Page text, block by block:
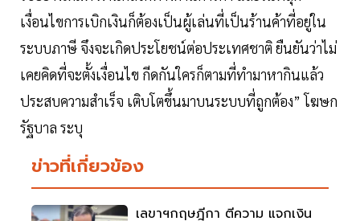
เงื่อนไขการเบิกเงินก็ต้องเป็นผู้เล่นที่เป็นร้านค้าที่อยู่ใน
ระบบภาษี จึงจะเกิดประโยชน์ต่อประเทศชาติ ยืนยันว่าไม่
เคยคิดที่จะตั้งเงื่อนไข กีดกันใครก็ตามที่ทำมาหากินแล้ว
ประสบความสำเร็จ เติบโตขึ้นมาบนระบบที่ถูกต้อง” โฆษก
รัฐบาล ระบุ
ข่าวที่เกี่ยวข้อง
เลขาฯกฤษฎีกา ตีความ แจกเงิน